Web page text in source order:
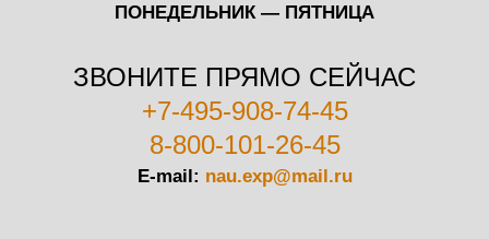
ПОНЕДЕЛЬНИК — ПЯТНИЦА
ЗВОНИТЕ ПРЯМО СЕЙЧАС
+7-495-908-74-45
8-800-101-26-45
E-mail: nau.exp@mail.ru